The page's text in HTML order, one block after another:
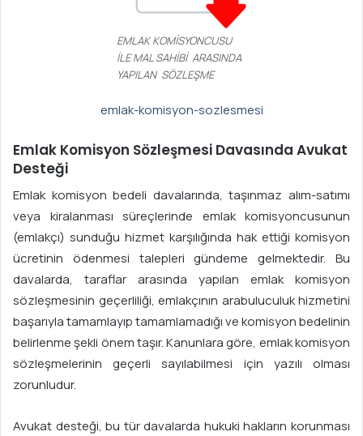
EMLAK KOMİSYONCUSU
İLE MAL SAHİBİ ARASINDA
YAPILAN SÖZLEŞME
emlak-komisyon-sozlesmesi
Emlak Komisyon Sözleşmesi Davasında Avukat
Desteği
Emlak komisyon bedeli davalarında, taşınmaz alım-satımı
veya kiralanması süreçlerinde emlak komisyoncusunun
(emlakçı) sunduğu hizmet karşılığında hak ettiği komisyon
ücretinin ödenmesi talepleri gündeme gelmektedir. Bu
davalarda, taraflar arasında yapılan emlak komisyon
sözleşmesinin geçerliliği, emlakçının arabuluculuk hizmetini
başarıyla tamamlayıp tamamlamadığı ve komisyon bedelinin
belirlenme şekli önem taşır. Kanunlara göre, emlak komisyon
sözleşmelerinin geçerli sayılabilmesi için yazılı olması
zorunludur.
Avukat desteği, bu tür davalarda hukuki hakların korunması